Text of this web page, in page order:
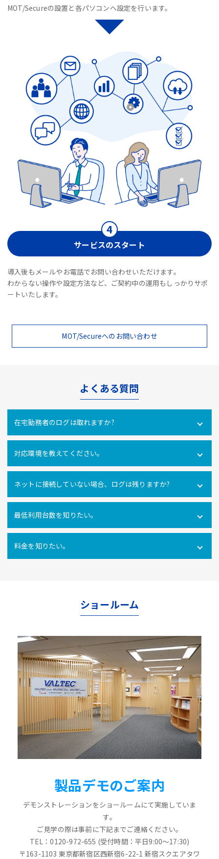
MOT/Secureの設置と各パソコンへ設定を行います。
サービスのスタート
導入後もメールやお電話でお問い合わせいただけます。
わからない操作や設定方法など、ご契約中の運用もしっかりサポ
ートいたします。
MOT/Secureへのお問い合わせ
よくある質問
在宅勤務者のログは取れますか?
可能です。社内だけでなく社外にあるPCの操作ログを取得
できます。
対応環境を教えてください。
Windows10・11 全エディション macOS 11(Big Sur)、
12(Monterey)、13(Ventura) ※Macクライアントでは、PC
利用時間ログ（PC利用開始・終了、無操作時間）のみの対
ネットに接続していない場合、ログは残りますか?
インターネットに接続できない環境でのパソコン利用も利
用ログをパソコン内に一時的に蓄積し、インターネットへ
の再接続時に遡ってパソコン利用ログを管理サーバにアッ
刻を行うことができます。
最低利用台数を知りたい。
10ライセンス以上からご利用いただけます。
料金を知りたい。
ショールーム
製品デモのご案内
デモンストレーションをショールームにて実施していま
す。
ご見学の際は事前に下記までご連絡ください。
TEL：0120-972-655 (受付時間：平日9:00～17:30)
〒163-1103 東京都新宿区西新宿6-22-1 新宿スクエアタワ